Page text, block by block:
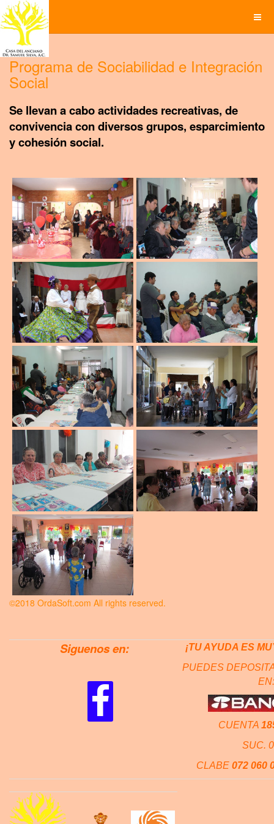
Programa de Sociabilidad e Integración
Social
Se llevan a cabo actividades recreativas, de
convivencia con diversos grupos, esparcimiento
y cohesión social.
©2018 OrdaSoft.com All rights reserved.
Siguenos en:
¡TU AYUDA ES
PUEDES
CUENTA
SUC.
CLABE 072 060